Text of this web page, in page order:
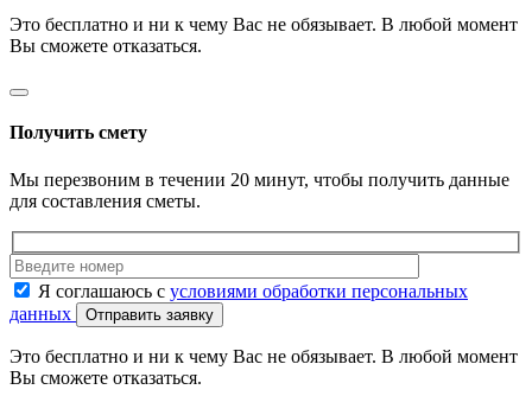
Это бесплатно и ни к чему Вас не обязывает. В любой момент
Вы сможете отказаться.
Получить смету
Мы перезвоним в течении 20 минут, чтобы получить данные
для составления сметы.
Я соглашаюсь с условиями обработки персональных
данных
Отправить заявку
Это бесплатно и ни к чему Вас не обязывает. В любой момент
Вы сможете отказаться.